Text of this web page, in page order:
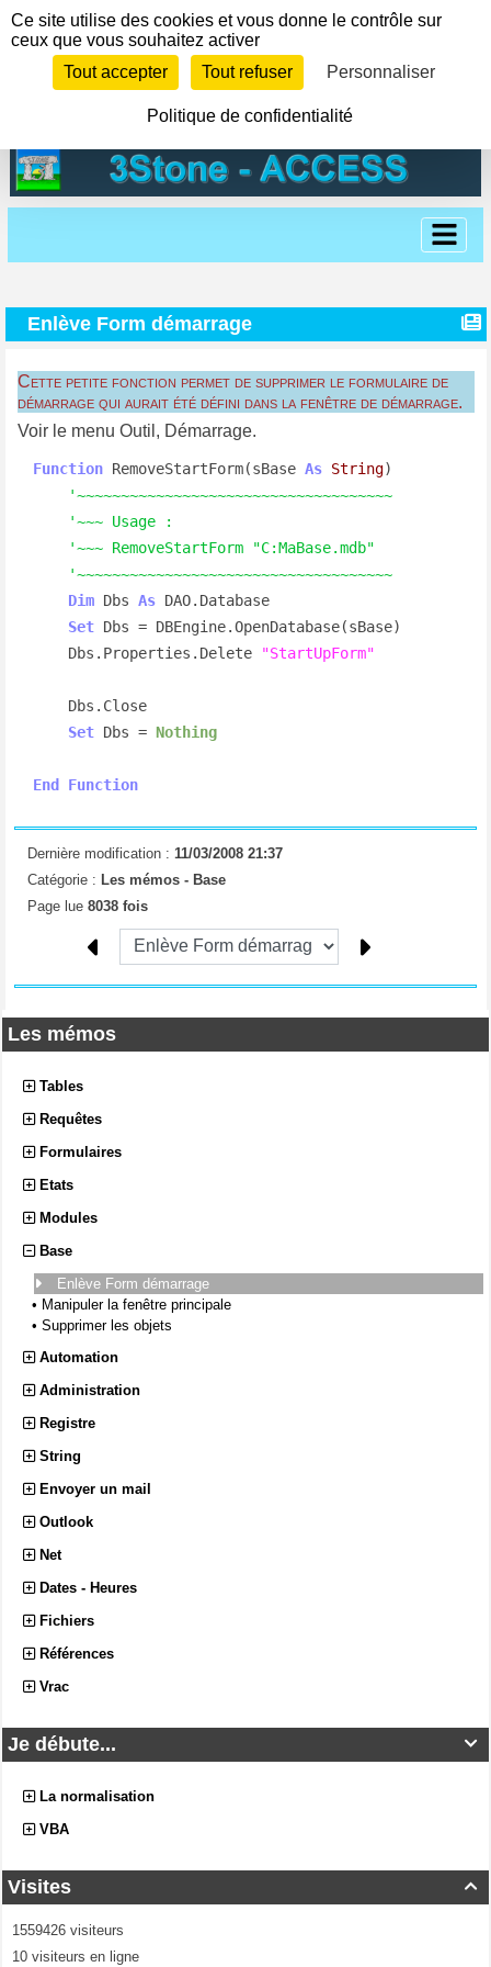
Les mémos
Tables
Requêtes
Formulaires
Etats
Modules
Base
Enlève Form démarrage
• Manipuler la fenêtre principale
• Supprimer les objets
Automation
Administration
Registre
String
Envoyer un mail
Outlook
Net
Dates - Heures
Fichiers
Références
Vrac

Je débute...
La normalisation
VBA

Visites
1559426 visiteurs
10 visiteurs en ligne
Enlève Form démarrage
Cette petite fonction permet de supprimer le formulaire de
démarrage qui aurait été défini dans la fenêtre de démarrage.
Voir le menu Outil, Démarrage.
Function RemoveStartForm(sBase As String)
'~~~~~~~~~~~~~~~~~~~~~~~~~~~~~~~~~~~~
'~~~ Usage :
'~~~ RemoveStartForm "C:MaBase.mdb"
'~~~~~~~~~~~~~~~~~~~~~~~~~~~~~~~~~~~~
Dim Dbs As DAO.Database
Set Dbs = DBEngine.OpenDatabase(sBase)
    Dbs.Properties.Delete
"StartUpForm"
Set Dbs = Nothing
End Function
Dernière modification : 11/03/2008 21:37
Catégorie : Les mémos - Base
Page lue 8038 fois
Panneau de gestion des cookies
Ce site utilise des cookies et vous donne le contrôle sur
ceux que vous souhaitez activer
Tout accepter
Tout refuser Personnaliser
Politique de confidentialité